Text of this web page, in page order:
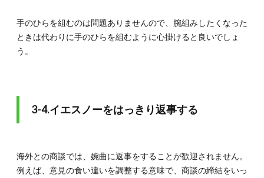
手のひらを組むのは問題ありませんので、腕組みしたくなった
ときは代わりに手のひらを組むように心掛けると良いでしょ
う。
3-4.イエスノーをはっきり返事する
海外との商談では、婉曲に返事をすることが歓迎されません。
例えば、意見の食い違いを調整する意味で、商談の締結をいっ